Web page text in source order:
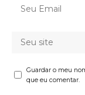
Guardar o meu
que eu comentar.